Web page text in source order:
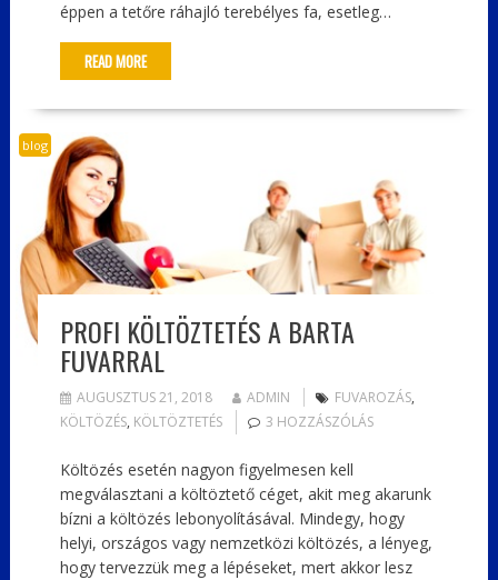
éppen a tetőre ráhajló terebélyes fa, esetleg…
READ MORE
blog
PROFI KÖLTÖZTETÉS A BARTA
FUVARRAL
AUGUSZTUS 21, 2018 ADMIN FUVAROZÁS,
KÖLTÖZÉS, KÖLTÖZTETÉS 3 HOZZÁSZÓLÁS
Költözés esetén nagyon figyelmesen kell
megválasztani a költöztető céget, akit meg akarunk
bízni a költözés lebonyolításával. Mindegy, hogy
helyi, országos vagy nemzetközi költözés, a lényeg,
hogy tervezzük meg a lépéseket, mert akkor lesz